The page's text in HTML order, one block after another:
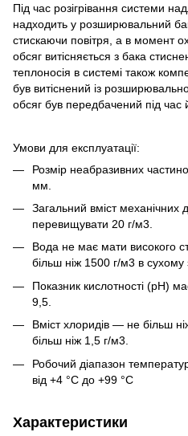
Під час розігрівання системи
надходить у розширювальний
стискаючи повітря, а в момент
обсяг витісняється з бака
теплоносія в системі також
був витіснений із
обсяг був передбачений під час
Умови для експлуатації:
Розмір неабразивних
мм.
Загальний вміст механічних
перевищувати 20 г/м3.
Вода не має мати високого
більш ніж 1500 г/м3 в сухому
Показник кислотності (pH)
9,5.
Вміст хлоридів — не більш
більш ніж 1,5 г/м3.
Робочий діапазон
від +4 °C до +99 °C
Характеристики